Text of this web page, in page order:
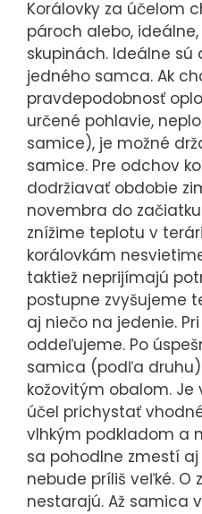
Korálovky za účelom
pároch alebo,
skupinách. Ideálne
jedného samca. Ak
pravdepodobnosť
určené pohlavie,
samice), je možné
samice. Pre odchov
dodržiavať obdobie
novembra do
znížime teplotu v
korálovkám
taktiež neprijímajú
postupne zvyšujeme
aj niečo na jedenie.
oddeľujeme. Po
samica (podľa druhu)
kožovitým obalom.
účel prichystať
vlhkým podkladom a
sa pohodlne zmestí
nebude príliš veľké. O
nestarajú. Až samica